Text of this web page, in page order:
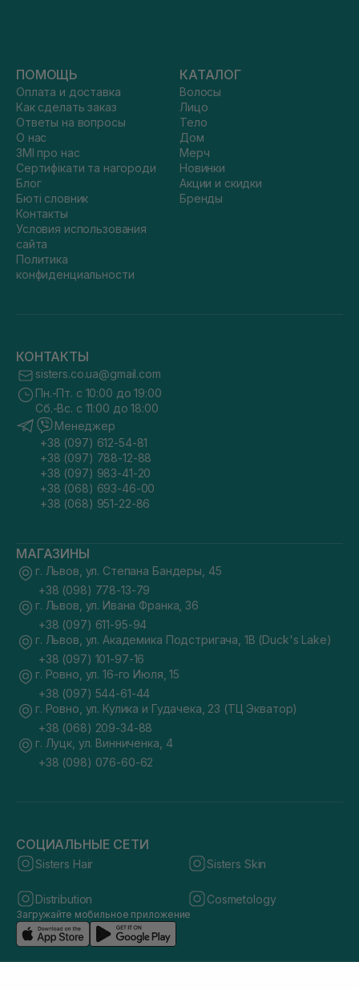
ПОМОЩЬ
Оплата и доставка
Как сделать заказ
Ответы на вопросы
О нас
ЗМІ про нас
Сертифікати та нагороди
Блог
Бюті словник
Контакты
Условия использования
сайта
Политика
конфиденциальности
КАТАЛОГ
Волосы
Лицо
Тело
Дом
Мерч
Новинки
Акции и скидки
Бренды
КОНТАКТЫ
sisters.co.ua@gmail.com
Пн.-Пт. с 10:00 до 19:00
Сб.-Вс. с 11:00 до 18:00
Менеджер
+38 (097) 612-54-81
+38 (097) 788-12-88
+38 (097) 983-41-20
+38 (068) 693-46-00
+38 (068) 951-22-86
МАГАЗИНЫ
г. Львов, ул. Степана Бандеры, 45
+38 (098) 778-13-79
г. Львов, ул. Ивана Франка, 36
+38 (097) 611-95-94
г. Львов, ул. Академика Подстригача, 1В (Duck's Lake)
+38 (097) 101-97-16
г. Ровно, ул. 16-го Июля, 15
+38 (097) 544-61-44
г. Ровно, ул. Кулика и Гудачека, 23 (ТЦ Экватор)
+38 (068) 209-34-88
г. Луцк, ул. Винниченка, 4
+38 (098) 076-60-62
СОЦИАЛЬНЫЕ СЕТИ
Sisters Hair Sisters Skin
Distribution Cosmetology
Загружайте мобильное приложение